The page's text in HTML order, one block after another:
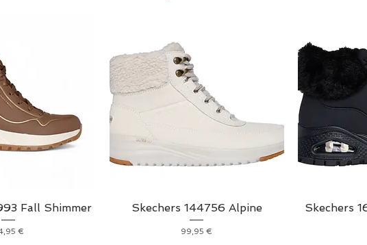
Fall Shimmer
€
Skechers 144756 Alpine
Prix
99,95 €
Skechers